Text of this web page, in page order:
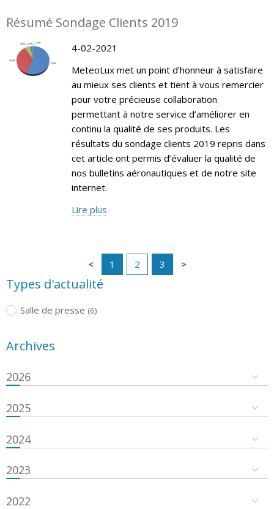
Résumé Sondage Clients 2019
4-02-2021
MeteoLux met un point d’honneur à satisfaire
au mieux ses clients et tient à vous remercier
pour votre précieuse collaboration
permettant à notre service d’améliorer en
continu la qualité de ses produits. Les
résultats du sondage clients 2019 repris dans
cet article ont permis d’évaluer la qualité de
nos bulletins aéronautiques et de notre site
internet.
Lire plus
1 2 3
Types d'actualité
Salle de presse (6)
Archives
2026
2025
2024
2023
2022